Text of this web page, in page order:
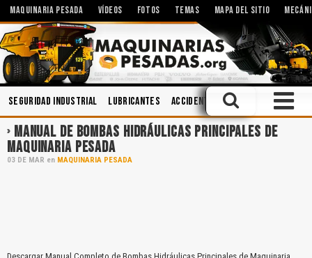
MAQUINARIA PESADA VÍDEOS FOTOS TEMAS MAPA DEL SITIO
Seguridad Industrial Lubricantes Accidentes Minería Cabinas
MANUAL DE BOMBAS HIDRÁULICAS PRINCIPALES DE
MAQUINARIA PESADA
03 DE MAR en MAQUINARIA PESADA